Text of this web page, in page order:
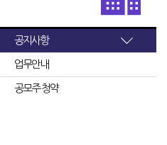
공지사항
업무안내
공모주 청약